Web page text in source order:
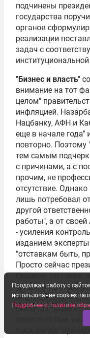
подчинены
государства
органов
реализации
задач с
"Бизнес и власть"
внимание на тот
целом"
инфляцией.
Нацбанку, АФН и
еще в начале года"
повторно. Поэтому
тем самым
с причинами, а с
прочим, не
отсутствие.
лишь потребовал
другой
работы", а от
- усиления
изданием
"отставкам быть,
Просто сейчас
Громкие отставки,
предстоят, если
инфляцию, не
включая
политологами уже
Продолжая работу с
использование cookies
Подробнее о политике